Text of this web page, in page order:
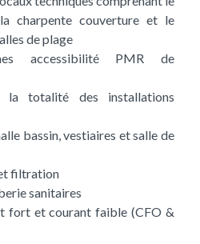
charpente couverture et le
de plage
accessibilité PMR de
la totalité des installations
bassin, vestiaires et salle de
filtration
sanitaires
fort et courant faible (CFO &